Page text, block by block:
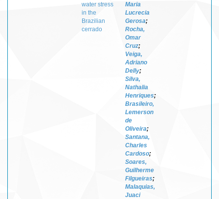
water stress
in the
Brazilian
cerrado
Maria
Lucrecia
Gerosa;
Rocha,
Omar
Cruz;
Veiga,
Adriano
Delly;
Silva,
Nathalia
Henriques;
Brasileiro,
Lemerson
de
Oliveira;
Santana,
Charles
Cardoso;
Soares,
Guilherme
Filgueiras;
Malaquias,
Juaci